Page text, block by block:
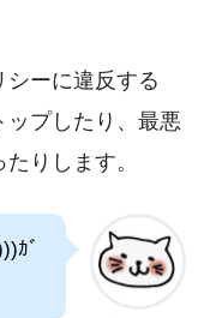
シーに違反する
ップしたり、最悪
りします。
ｶﾞ